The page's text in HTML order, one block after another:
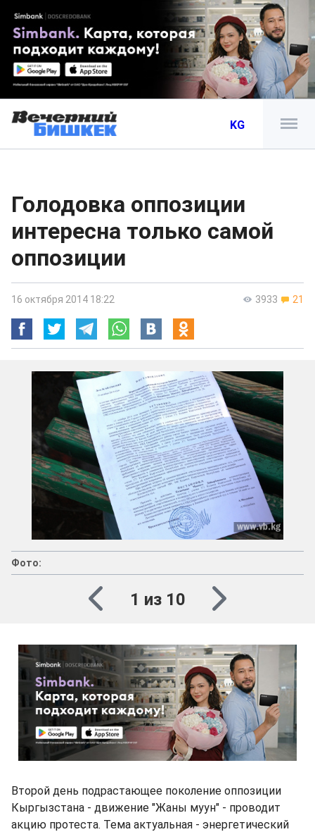
KG
Голодовка оппозиции
интересна только самой
оппозиции
3933 21
16 октября 2014 18:22
Фото:
1 из 10
Второй день подрастающее поколение оппозиции
Кыргызстана - движение "Жаны муун" - проводит
акцию протеста. Тема актуальная - энергетический